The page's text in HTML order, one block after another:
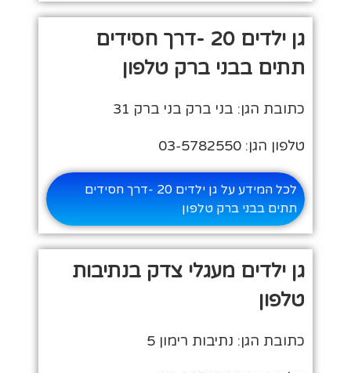
גן ילדים 20 -דרך חסידים
תתים בבני ברק טלפון
כתובת הגן: בני ברק בני ברק 31
טלפון הגן: 03-5782550
לכל המידע על גן ילדים 20 -דרך חסידים
תתים בבני ברק טלפון
גן ילדים מעגלי צדק בנתיבות
טלפון
כתובת הגן: נתיבות רימון 5